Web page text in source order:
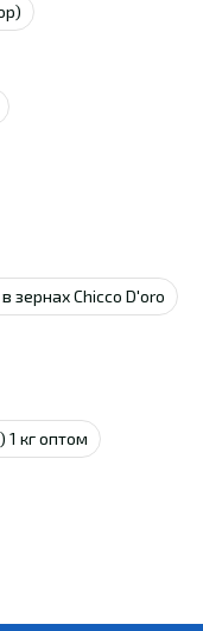
зернах Chicco D'oro
кг оптом